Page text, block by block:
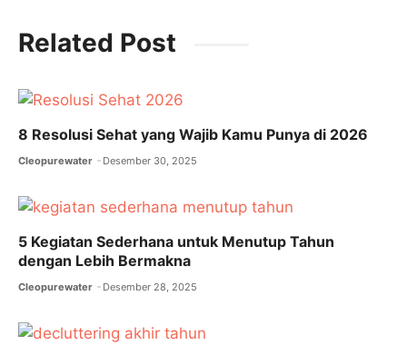
c
e
o
o
k
itt
er
ai
l
at
s
p
p
Related Post
8 Resolusi Sehat yang Wajib Kamu Punya di 2026
Cleopurewater Desember 30, 2025
5 Kegiatan Sederhana untuk Menutup Tahun
dengan Lebih Bermakna
Cleopurewater Desember 28, 2025